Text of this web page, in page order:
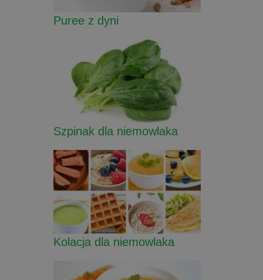
Puree z dyni
Szpinak dla niemowlaka
Kolacja dla niemowlaka